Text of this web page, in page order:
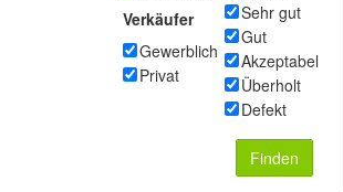
Verkäufer
Gewerblich
Privat
Sehr gut
Gut
Akzeptabel
Überholt
Defekt
Finden